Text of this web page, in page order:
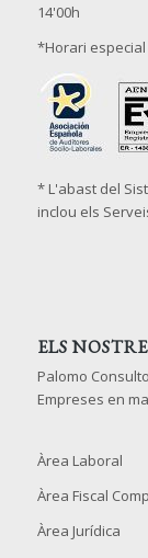
14'00h
*Horari especial
* L'abast del
inclou els
ELS
Palomo
Empreses en
Àrea Laboral
Àrea Fiscal
Àrea Jurídica